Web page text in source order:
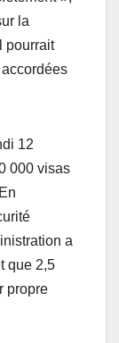
la
pourrait
12
000 visas
a
que 2,5
propre